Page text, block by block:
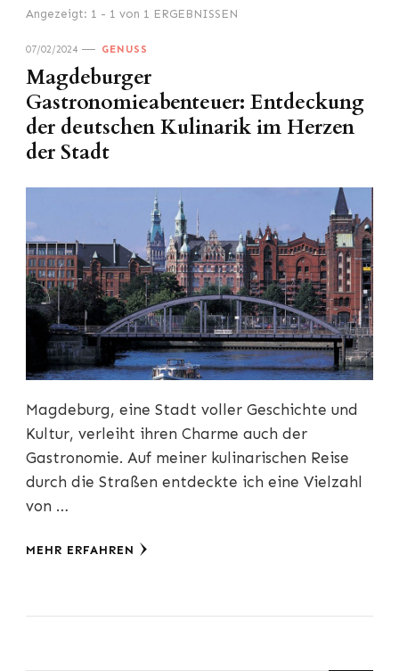
Angezeigt: 1 - 1 von 1 ERGEBNISSEN
07/02/2024 GENUSS
Magdeburger
Gastronomieabenteuer: Entdeckung
der deutschen Kulinarik im Herzen
der Stadt
Magdeburg, eine Stadt voller Geschichte und
Kultur, verleiht ihren Charme auch der
Gastronomie. Auf meiner kulinarischen Reise
durch die Straßen entdeckte ich eine Vielzahl
von …
MEHR ERFAHREN